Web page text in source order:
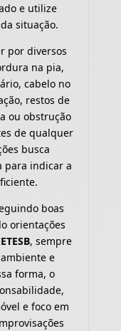
e utilize
situação.
por diversos
na pia,
cabelo no
restos de
ou obstrução
de qualquer
busca
para indicar a
boas
orientações
, sempre
e
forma, o
e foco em